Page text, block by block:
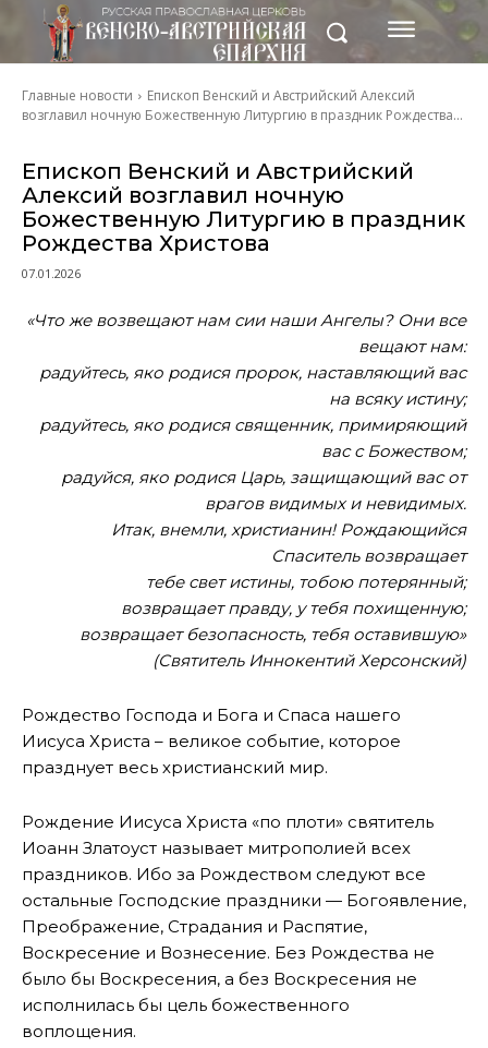
Главные новости
Епископ Венский и Австрийский Алексий
возглавил ночную Божественную Литургию в праздник Рождества...
Епископ Венский и Австрийский
Алексий возглавил ночную
Божественную Литургию в праздник
Рождества Христова
07.01.2026
«Что же возвещают нам сии наши Ангелы? Они все
вещают нам:
радуйтесь, яко родися пророк, наставляющий вас
на всяку истину;
радуйтесь, яко родися священник, примиряющий
вас с Божеством;
радуйся, яко родися Царь, защищающий вас от
врагов видимых и невидимых.
Итак, внемли, христианин! Рождающийся
Спаситель возвращает
тебе свет истины, тобою потерянный;
возвращает правду, у тебя похищенную;
возвращает безопасность, тебя оставившую»
(Святитель Иннокентий Херсонский)
Рождество Господа и Бога и Спаса нашего
Иисуса Христа – великое событие, которое
празднует весь христианский мир.
Рождение Иисуса Христа «по плоти» святитель
Иоанн Златоуст называет митрополией всех
праздников. Ибо за Рождеством следуют все
остальные Господские праздники — Богоявление,
Преображение, Страдания и Распятие,
Воскресение и Вознесение. Без Рождества не
было бы Воскресения, а без Воскресения не
исполнилась бы цель божественного
воплощения.